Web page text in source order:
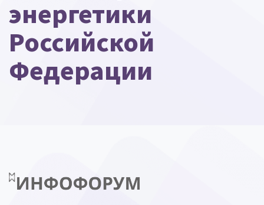
энергетики
Российской
Федерации